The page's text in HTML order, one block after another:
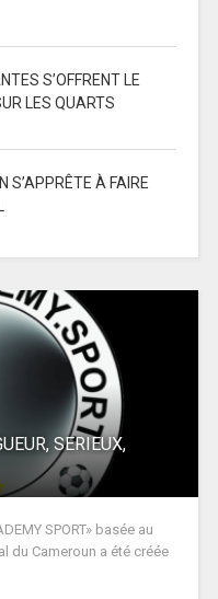
S’OFFRENT LE
LES QUARTS
À FAIRE
SERIEUX,
SPORT» basée au
du Cameroun a été créée